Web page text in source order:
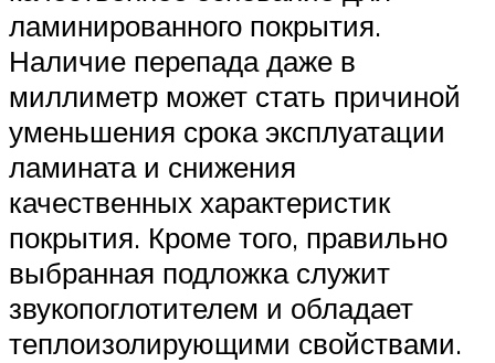
ламинированного покрытия.
Наличие перепада даже в
миллиметр может стать причиной
уменьшения срока эксплуатации
ламината и снижения
качественных характеристик
покрытия. Кроме того, правильно
выбранная подложка служит
звукопоглотителем и обладает
теплоизолирующими свойствами.